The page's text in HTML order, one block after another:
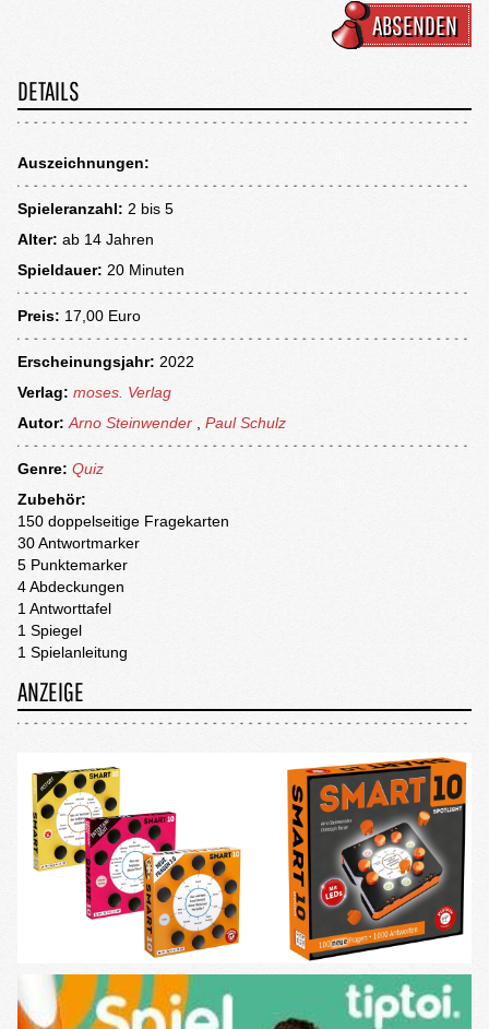
ABSENDEN
DETAILS
Auszeichnungen:
Spieleranzahl: 2 bis 5
Alter: ab 14 Jahren
Spieldauer: 20 Minuten
Preis: 17,00 Euro
Erscheinungsjahr: 2022
Verlag: moses. Verlag
Autor: Arno Steinwender Paul Schulz
Genre: Quiz
Zubehör:
150 doppelseitige Fragekarten
30 Antwortmarker
5 Punktemarker
4 Abdeckungen
1 Antworttafel
1 Spiegel
1 Spielanleitung
ANZEIGE